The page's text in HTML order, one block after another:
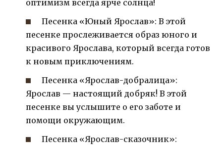
оптимизм всегда ярче солнца!
Песенка «Юный Ярослав»: В этой
песенке прослеживается образ юного и
красивого Ярослава, который всегда готов
к новым приключениям.
Песенка «Ярослав-добралица»:
Ярослав — настоящий добряк! В этой
песенке вы услышите о его заботе и
помощи окружающим.
Песенка «Ярослав-сказочник»: